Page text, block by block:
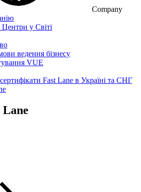
Company
Центри у Світі
ведення бізнесу
VUE
Fast Lane в Україні та СНГ
Lane